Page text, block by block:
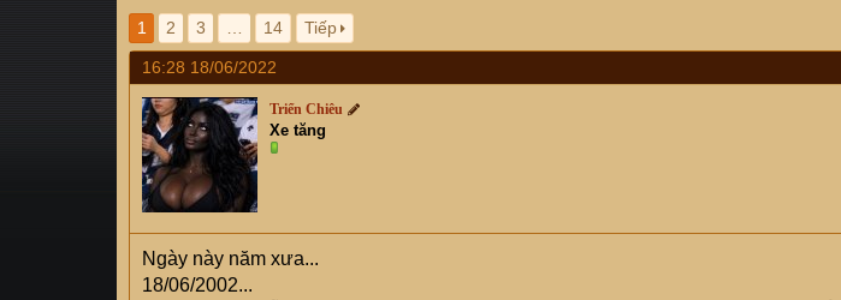
h
e
a
d
s
t
a
r
t
e
r
g
à
y
g
ử
i
1
2 3 14 Tiếp
16:28 18/06/2022
Triển Chiêu
Xe tăng
Ngày này năm xưa...
18/06/2002...